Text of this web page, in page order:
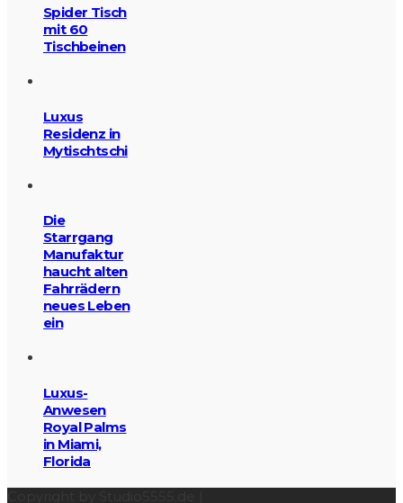
Spider Tisch
mit 60
Tischbeinen
Luxus
Residenz in
Mytischtschi
Die
Starrgang
Manufaktur
haucht alten
Fahrrädern
neues Leben
ein
Luxus-
Anwesen
Royal Palms
in Miami,
Florida